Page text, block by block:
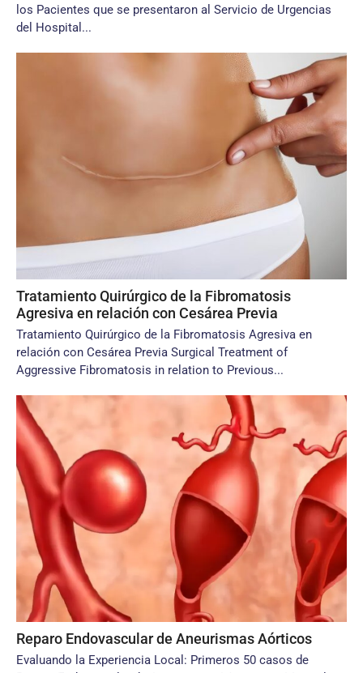
los Pacientes que se presentaron al Servicio de Urgencias
del Hospital...
Tratamiento Quirúrgico de la Fibromatosis
Agresiva en relación con Cesárea Previa
Tratamiento Quirúrgico de la Fibromatosis Agresiva en
relación con Cesárea Previa Surgical Treatment of
Aggressive Fibromatosis in relation to Previous...
Reparo Endovascular de Aneurismas Aórticos
Evaluando la Experiencia Local: Primeros 50 casos de